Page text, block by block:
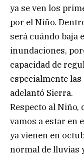
ya se ven los
por el Niño.
será cuándo baja
inundaciones,
capacidad de
especialmente
adelantó Sierra.
Respecto al Niño,
vamos a estar en
ya vienen en
normal de lluvias